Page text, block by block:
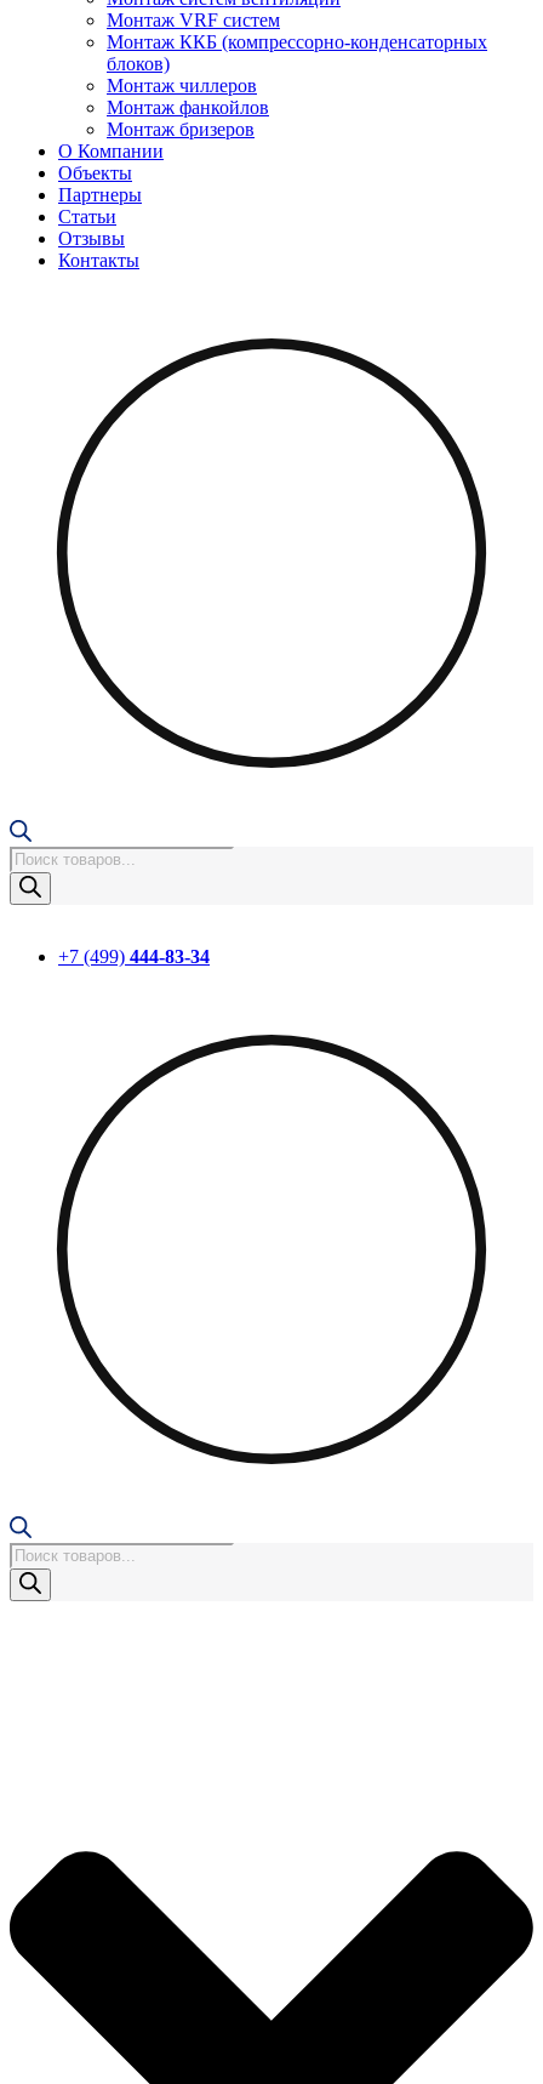
Монтаж VRF систем
Монтаж ККБ (компрессорно-конденсаторных
блоков)
Монтаж чиллеров
Монтаж фанкойлов
Монтаж бризеров
О Компании
Объекты
Партнеры
Статьи
Отзывы
Контакты
Поиск
товаров
+7 (499) 444-83-34
Поиск
товаров